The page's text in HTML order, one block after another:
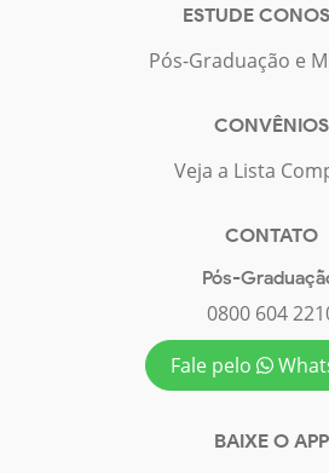
ESTUDE
Pós-Graduação e
CONVÊNIOS
Veja a Lista
CONTATO
Pós-
0800 604
Fale pelo
BAIXE O APP